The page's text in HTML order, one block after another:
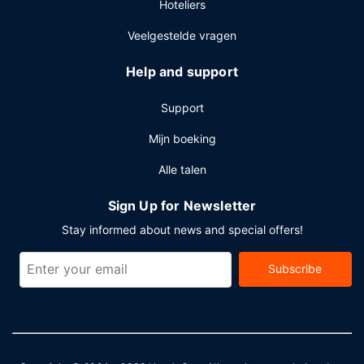
Hoteliers
Veelgestelde vragen
Help and support
Support
Mijn boeking
Alle talen
Sign Up for Newsletter
Stay informed about news and special offers!
Subscribe